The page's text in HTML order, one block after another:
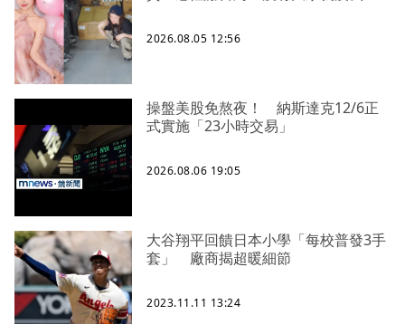
2026.08.05 12:56
操盤美股免熬夜！ 納斯達克12/6正
式實施「23小時交易」
2026.08.06 19:05
大谷翔平回饋日本小學「每校普發3手
套」 廠商揭超暖細節
2023.11.11 13:24